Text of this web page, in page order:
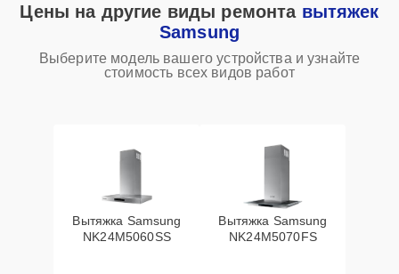
Цены на другие виды ремонта вытяжек
Samsung
Выберите модель вашего устройства и узнайте
стоимость всех видов работ
Вытяжка Samsung
NK24M5060SS
Вытяжка Samsung
NK24M5070FS